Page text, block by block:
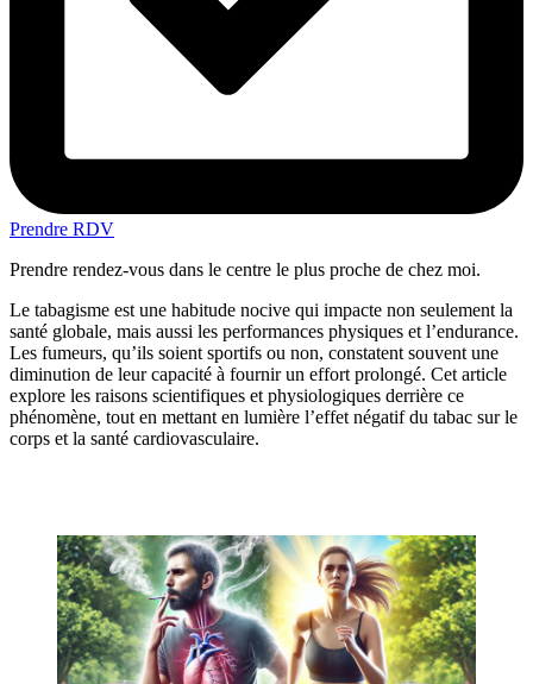
Prendre RDV
Prendre rendez-vous dans le centre le plus proche de chez moi.
Le tabagisme est une habitude nocive qui impacte non seulement la
santé globale, mais aussi les performances physiques et l’endurance.
Les fumeurs, qu’ils soient sportifs ou non, constatent souvent une
diminution de leur capacité à fournir un effort prolongé. Cet article
explore les raisons scientifiques et physiologiques derrière ce
phénomène, tout en mettant en lumière l’effet négatif du tabac sur le
corps et la santé cardiovasculaire.